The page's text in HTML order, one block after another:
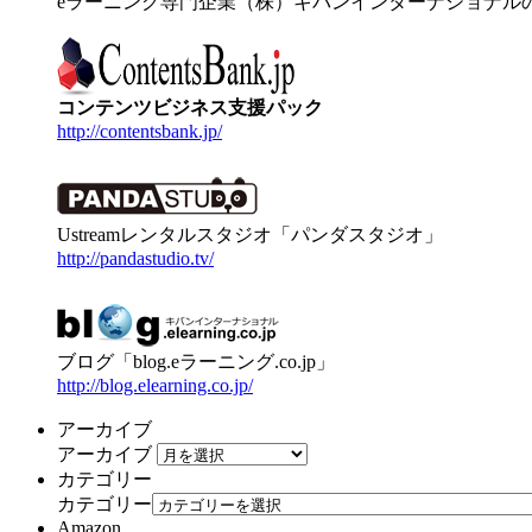
コンテンツビジネス支援パック
http://contentsbank.jp/
Ustreamレンタルスタジオ「パンダスタジオ」
http://pandastudio.tv/
ブログ「blog.eラーニング.co.jp」
http://blog.elearning.co.jp/
アーカイブ
アーカイブ
カテゴリー
カテゴリー
Amazon